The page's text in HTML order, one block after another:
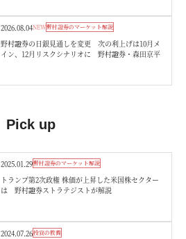
2026.08.04NEW野村證券のマーケット解説
野村證券の日銀見通しを変更 次の利上げは10月メ
イン、12月リスクシナリオに 野村證券・森田京平
Pick up
2025.01.29野村證券のマーケット解説
トランプ第2次政権 株価が上昇した米国株セクター
は 野村證券ストラテジストが解説
2024.07.26投資の教養